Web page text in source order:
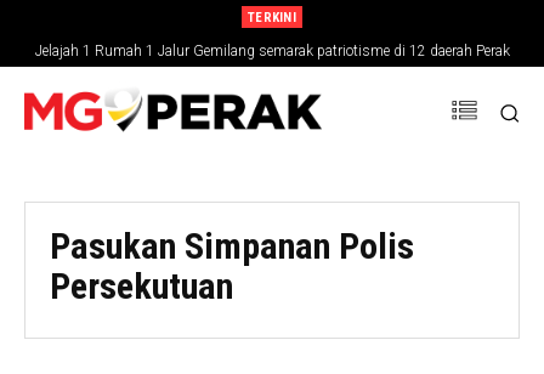
TERKINI
Jelajah 1 Rumah 1 Jalur Gemilang semarak patriotisme di 12 daerah Perak
Pasukan Simpanan Polis
Persekutuan